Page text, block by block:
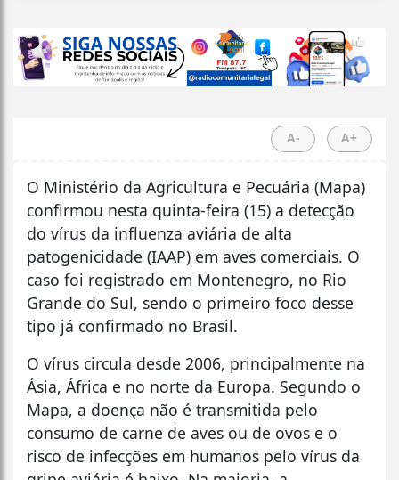
A- A+
O Ministério da Agricultura e Pecuária (Mapa)
confirmou nesta quinta-feira (15) a detecção
do vírus da influenza aviária de alta
patogenicidade (IAAP) em aves comerciais. O
caso foi registrado em Montenegro, no Rio
Grande do Sul, sendo o primeiro foco desse
tipo já confirmado no Brasil.
O vírus circula desde 2006, principalmente na
Ásia, África e no norte da Europa. Segundo o
Mapa, a doença não é transmitida pelo
consumo de carne de aves ou de ovos e o
risco de infecções em humanos pelo vírus da